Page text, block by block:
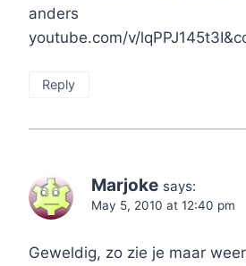
anders
youtube.com/v/
Reply
Marjoke says:
May 5, 2010 at 12:40 pm
Geweldig, zo zie je maar